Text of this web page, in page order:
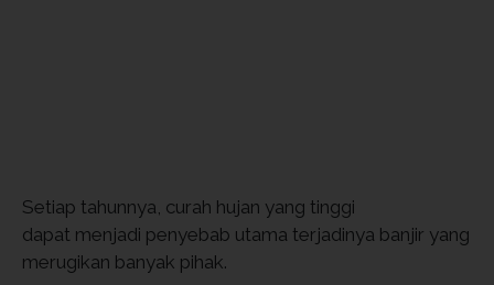
Setiap tahunnya, curah hujan yang tinggi
dapat menjadi penyebab utama terjadinya banjir yang
merugikan banyak pihak.